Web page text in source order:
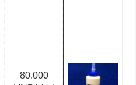
80.000